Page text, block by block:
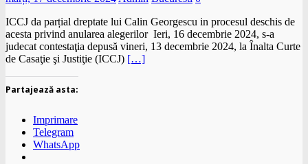
ICCJ da parțial dreptate lui Calin Georgescu in procesul deschis de
acesta privind anularea alegerilor Ieri, 16 decembrie 2024, s-a
judecat contestaţia depusă vineri, 13 decembrie 2024, la Înalta Curte
de Casaţie şi Justiţie (ICCJ) […]
Partajează asta:
Imprimare
Telegram
WhatsApp